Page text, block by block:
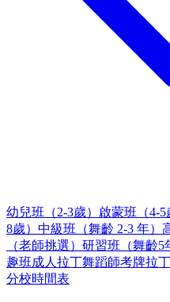
幼兒班（2-3歲） 啟蒙班（4-5
8歲） 中級班（舞齡 2-3 年）
（老師挑選） 研習班（舞齡5
趣班成人拉丁舞蹈師考牌拉
分校時間表